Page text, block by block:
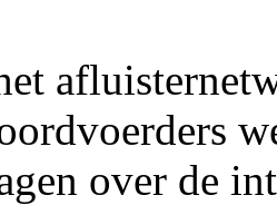
over de